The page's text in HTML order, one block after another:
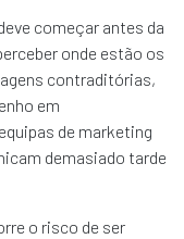
começar antes da
onde estão os
contraditórias,
em
de marketing
demasiado tarde
o risco de ser